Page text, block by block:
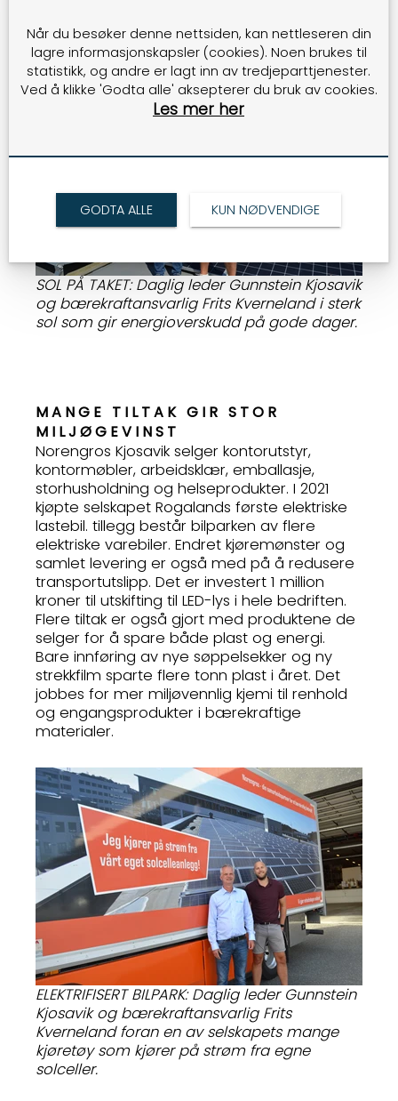
SOL PÅ TAKET: Daglig leder Gunnstein Kjosavik
og bærekraftansvarlig Frits Kverneland i sterk
sol som gir energioverskudd på gode dager.
MANGE TILTAK GIR STOR
MILJØGEVINST
Norengros Kjosavik selger kontorutstyr,
kontormøbler, arbeidsklær, emballasje,
storhusholdning og helseprodukter. I 2021
kjøpte selskapet Rogalands første elektriske
lastebil. tillegg består bilparken av flere
elektriske varebiler. Endret kjøremønster og
samlet levering er også med på å redusere
transportutslipp. Det er investert 1 million
kroner til utskifting til LED-lys i hele bedriften.
Flere tiltak er også gjort med produktene de
selger for å spare både plast og energi.
Bare innføring av nye søppelsekker og ny
strekkfilm sparte flere tonn plast i året. Det
jobbes for mer miljøvennlig kjemi til renhold
og engangsprodukter i bærekraftige
materialer.
ELEKTRIFISERT BILPARK: Daglig leder Gunnstein
Kjosavik og bærekraftansvarlig Frits
Kverneland foran en av selskapets mange
kjøretøy som kjører på strøm fra egne
solceller.
Når du besøker denne nettsiden, kan nettleseren din
lagre informasjonskapsler (cookies). Noen brukes til
statistikk, og andre er lagt inn av tredjeparttjenester.
Ved å klikke 'Godta alle' aksepterer du bruk av cookies.
Les mer her
GODTA ALLE KUN NØDVENDIGE